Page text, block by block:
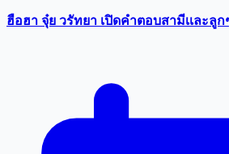
ฮือฮา จุ๋ย วรัทยา เปิดคำตอบสามีเเละลู